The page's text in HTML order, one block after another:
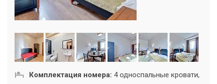
Комплектация номера: 4 односпальные кровати,